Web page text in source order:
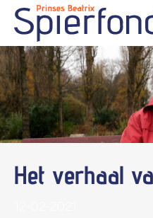
Waar ben je naar op zoek?
Het verhaal